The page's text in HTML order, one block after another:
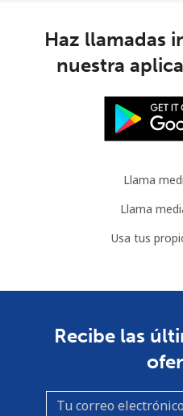
Haz llamadas
nuestra
Llama
Llama
Usa tus
Recibe las